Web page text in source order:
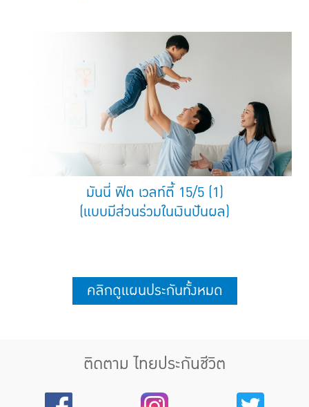
มันนี่ ฟิต เวลท์ตี้ 15/5 (1)
(แบบมีส่วนร่วมในเงินปันผล)
คลิกดูแผนประกันทั้งหมด
ติดตาม ไทยประกันชีวิต